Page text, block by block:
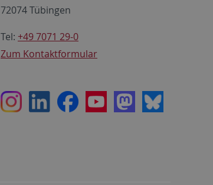
72074 Tübingen
Tel: +49 7071 29-0
Zum Kontaktformular
InstagramLinkedInFacebookYoutubeMastodon
Bluesky